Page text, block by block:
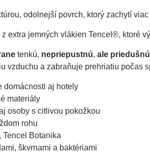
odolnejší povrch, ktorý zachytí
extra jemných vlákien Tencel®, ktoré
tenkú, nepriepustnú,ale
vzduchu a zabraňuje prehriatiu počas
domácnosti aj hotely
materiály
osoby s citlivou pokožkou
rohu
Botanika
škvrnami a baktériami